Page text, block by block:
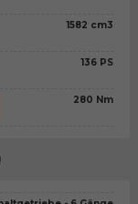
1582 cm3
136 PS
280 Nm